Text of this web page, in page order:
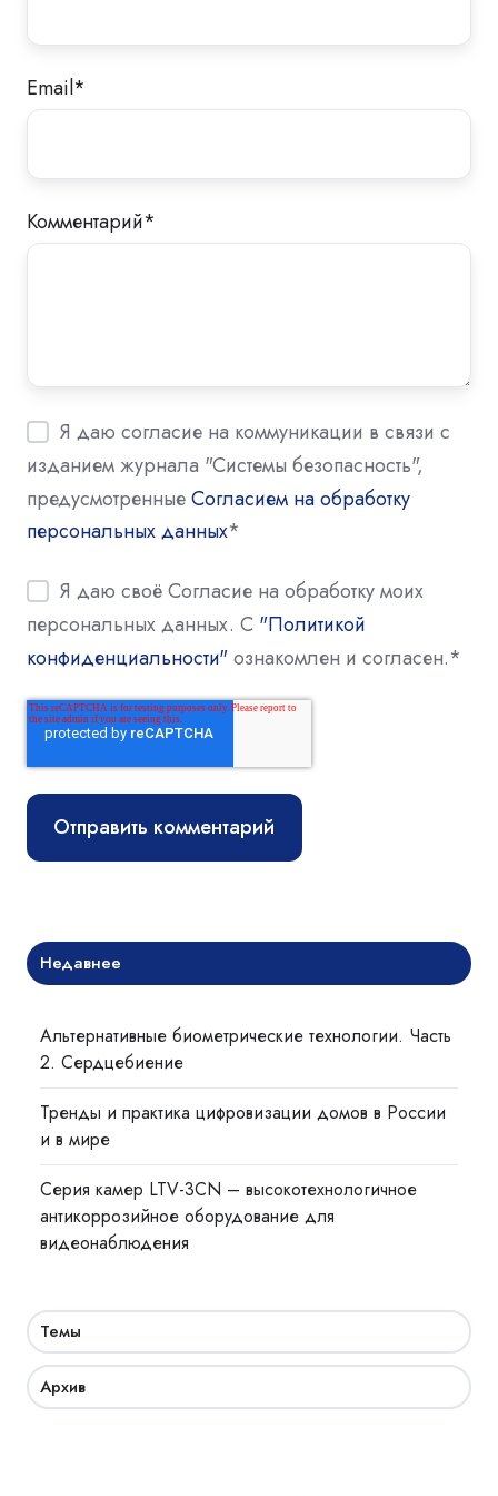
Email*
Комментарий*
Я даю согласие на коммуникации в связи с
изданием журнала "Системы безопасность",
предусмотренныеСогласием на обработку
персональных данных*
Я даю своё Согласие на обработку моих
персональных данных. С "Политикой
конфиденциальности"ознакомлен и согласен.*
Недавнее
Альтернативные биометрические технологии. Часть
2. Сердцебиение
Тренды и практика цифровизации домов в России
и в мире
Cерия камер LTV-3CN – высокотехнологичное
антикоррозийное оборудование для
видеонаблюдения
Темы
Архив